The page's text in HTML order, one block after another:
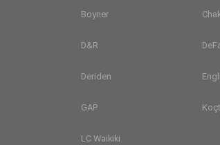
Boyner
D&R
Deriden
GAP
LC Waikiki